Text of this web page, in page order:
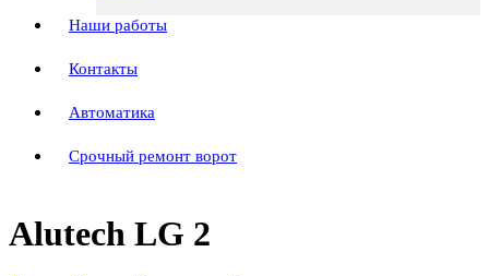
Наши работы
Контакты
Автоматика
Срочный ремонт ворот
Alutech LG 2